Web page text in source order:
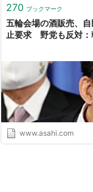
270 ブックマーク
五輪会場の酒販売、
止要求 野党も反対：
www.asahi.com